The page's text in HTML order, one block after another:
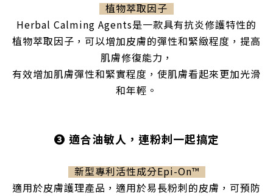
植物萃取因子
Herbal Calming Agents是一款具有抗炎修護特性的
植物萃取因子，可以增加皮膚的彈性和緊緻程度，提高
肌膚修復能力，
有效增加肌膚彈性和緊實程度， 使肌膚看起來更加光滑
和年輕。
❸ 適合油敏人，連粉刺一起搞定
新型專利活性成分Epi-On™
適用於皮膚護理產品，適用於易長粉刺的皮膚，可預防